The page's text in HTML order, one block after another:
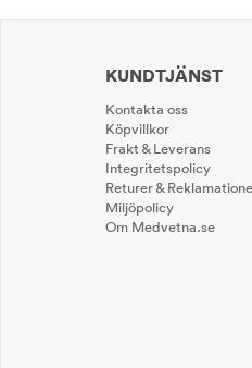
KUNDTJÄNST
Kontakta oss
Köpvillkor
Frakt & Leverans
Integritetspolicy
Returer &
Miljöpolicy
Om Medvetna.se